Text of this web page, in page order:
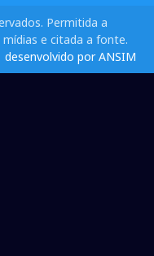
Permitida a
e citada a fonte.
desenvolvido por ANSIM